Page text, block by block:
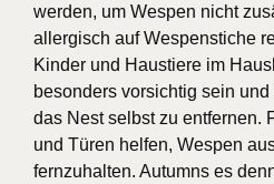
werden, um Wespen nicht
allergisch auf Wespenstiche
Kinder und Haustiere im
besonders vorsichtig sein
das Nest selbst zu entfernen.
und Türen helfen, Wespen
fernzuhalten. Autumns es